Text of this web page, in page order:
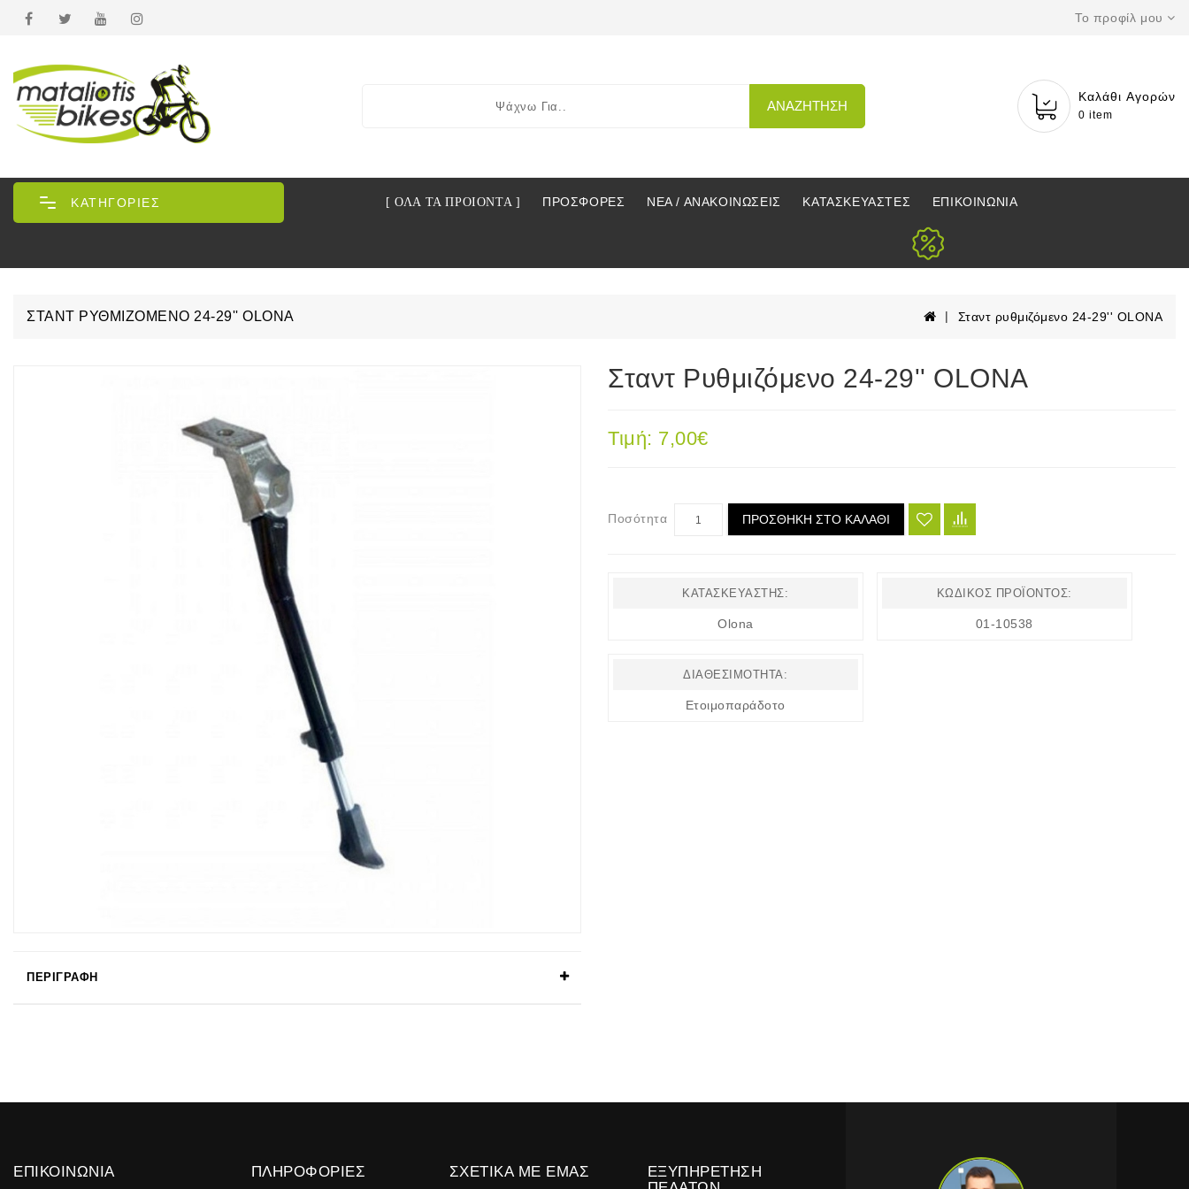
Το προφίλ μου
ΑΝΑΖΗΤΗΣΗ
Καλάθι Αγορών
0 item
ΚΑΤΗΓΟΡΙΕΣ [ ΟΛΑ ΤΑ ΠΡΟΙΟΝΤΑ ] ΠΡΟΣΦΟΡΕΣ ΝΕΑ / ΑΝΑΚΟΙΝΩΣΕΙΣ ΚΑΤΑΣΚΕΥΑΣΤΕΣ ΕΠΙΚΟΙΝΩΝΙΑ
ΣΤΑΝΤ ΡΥΘΜΙΖΌΜΕΝΟ 24-29'' OLONA Σταντ ρυθμιζόμενο 24-29'' OLONA
ΠΕΡΙΓΡΑΦΉ
Σταντ Ρυθμιζόμενο 24-29'' OLONA
Τιμή: 7,00€
Ποσότητα ΠΡΟΣΘΉΚΗ ΣΤΟ ΚΑΛΆΘΙ
ΚΑΤΑΣΚΕΥΑΣΤΉΣ:
Olona
ΚΩΔΙΚΌΣ ΠΡΟΪΌΝΤΟΣ:
01-10538
ΔΙΑΘΕΣΙΜΌΤΗΤΑ:
Ετοιμοπαράδοτο
ΕΠΙΚΟΙΝΩΝΊΑ ΠΛΗΡΟΦΟΡΊΕΣ ΣΧΕΤΙΚΆ ΜΕ ΕΜΆΣ
ΕΞΥΠΗΡΈΤΗΣΗ